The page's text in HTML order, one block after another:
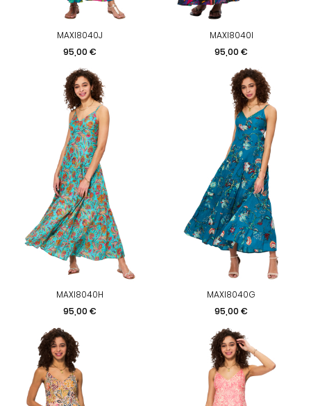
MAXI8040J
Prix
95,00 €
MAXI8040I
Prix
95,00 €
MAXI8040H
Prix
95,00 €
MAXI8040G
Prix
95,00 €